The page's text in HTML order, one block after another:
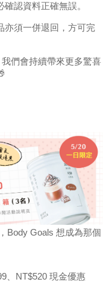
確認資料正確無誤。
亦須一併退回，方可完
們會持續帶來更多驚喜
Body Goals 想成為那個
、NT$520 現金優惠